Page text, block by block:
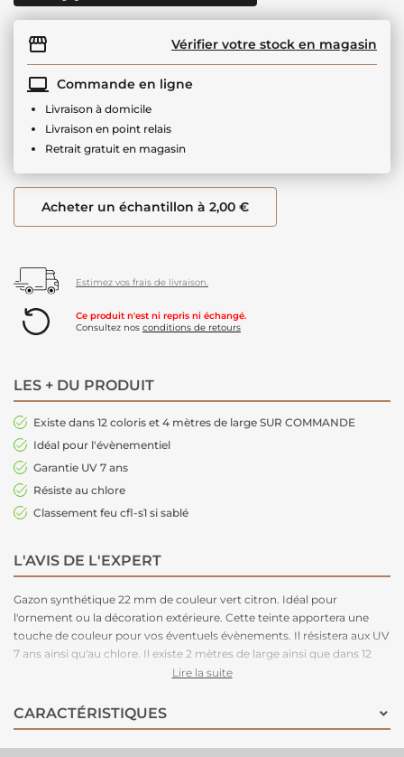
Vérifier votre stock en magasin
Commande en ligne
Livraison à domicile
Livraison en point relais
Retrait gratuit en magasin
Acheter un échantillon à 2,00 €
Estimez vos frais de livraison.
Ce produit n'est ni repris ni échangé.
Consultez nos conditions de retours
LES + DU PRODUIT
Existe dans 12 coloris et 4 mètres de large SUR COMMANDE
Idéal pour l'évènementiel
Garantie UV 7 ans
Résiste au chlore
Classement feu cfl-s1 si sablé
L'AVIS DE L'EXPERT
Gazon synthétique 22 mm de couleur vert citron . Idéal pour
l'ornement ou la décoration extérieure. Cette teinte apportera une
touche de couleur pour vos éventuels évènements. Il résistera aux UV
7 ans ainsi qu'au chlore. Il existe 2 mètres de large ainsi que dans 12
autres coloris sur commande. Classement feu possible cfl-s1 si sablé.
Lire la suite
CARACTÉRISTIQUES